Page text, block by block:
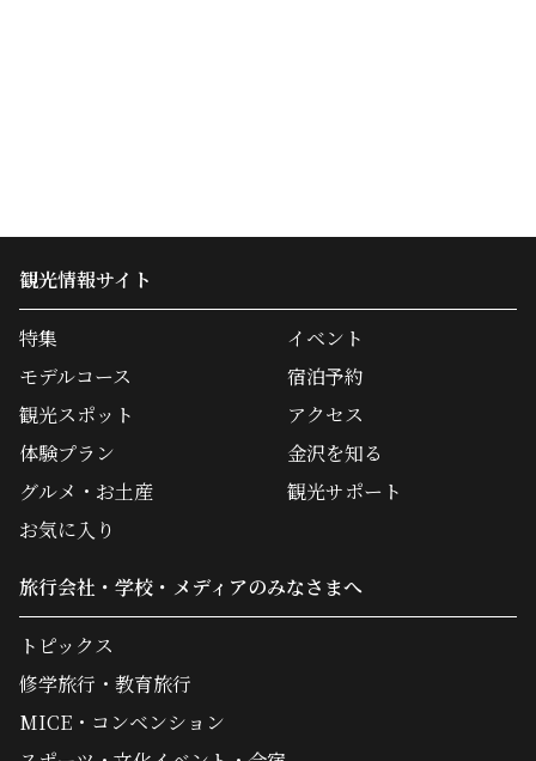
観光情報サイト
特集
モデルコース
観光スポット
体験プラン
グルメ・お土産
イベント
宿泊予約
アクセス
金沢を知る
観光サポート
お気に入り
旅行会社・学校・メディアのみなさまへ
トピックス
修学旅行・教育旅行
MICE・コンベンション